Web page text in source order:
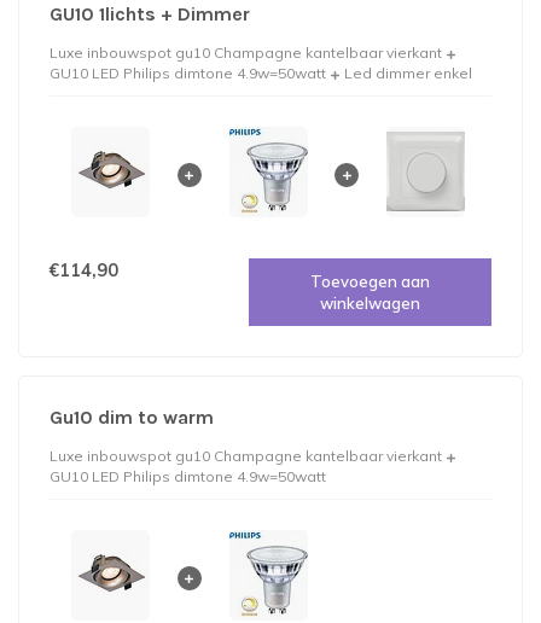
GU10 1lichts + Dimmer
Luxe inbouwspot gu10 Champagne kantelbaar vierkant
GU10 LED Philips dimtone 4.9w=50watt
Led dimmer enkel
€114,90
Toevoegen aan
winkelwagen
Gu10 dim to warm
Luxe inbouwspot gu10 Champagne kantelbaar vierkant
GU10 LED Philips dimtone 4.9w=50watt